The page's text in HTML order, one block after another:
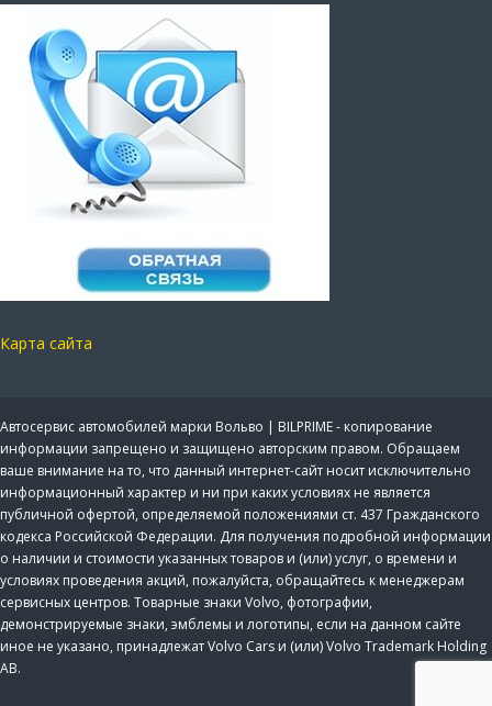
Карта сайта
Автосервис автомобилей марки Вольво | BILPRIME - копирование
информации запрещено и защищено авторским правом. Обращаем
ваше внимание на то, что данный интернет-сайт носит исключительно
информационный характер и ни при каких условиях не является
публичной офертой, определяемой положениями ст. 437 Гражданского
кодекса Российской Федерации. Для получения подробной информации
о наличии и стоимости указанных товаров и (или) услуг, о времени и
условиях проведения акций, пожалуйста, обращайтесь к менеджерам
сервисных центров. Товарные знаки Volvo, фотографии,
демонстрируемые знаки, эмблемы и логотипы, если на данном сайте
иное не указано, принадлежат Volvo Cars и (или) Volvo Trademark Holding
AB.